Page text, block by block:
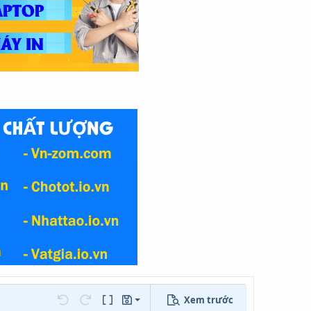
Undo Redo Toggle BB code
Bản thảo
Lưu nháp
Xem trước